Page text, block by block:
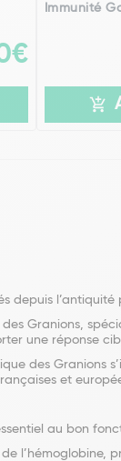
Immunité
depuis l’antiquité
des Granions,
une réponse
des Granions
et
au bon
l’hémoglobine,